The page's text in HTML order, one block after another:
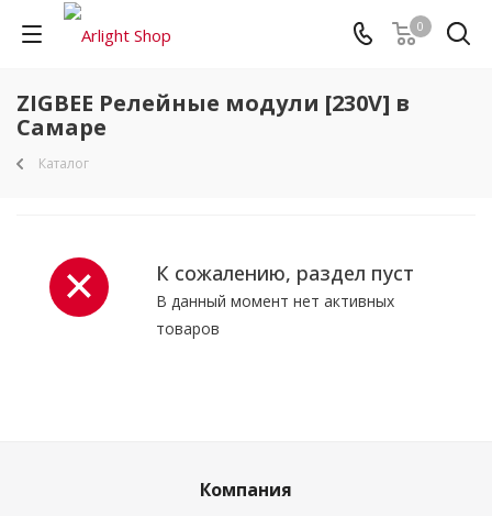
0
ZIGBEE Релейные модули [230V] в
Самаре
Каталог
К сожалению, раздел пуст
В данный момент нет активных
товаров
Компания